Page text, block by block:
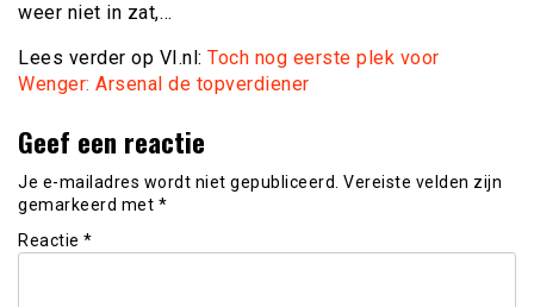
weer niet in zat,…
Lees verder op VI.nl: Toch nog eerste plek voor
Wenger: Arsenal de topverdiener
Geef een reactie
Je e-mailadres wordt niet gepubliceerd. Vereiste velden zijn
gemarkeerd met *
Reactie *